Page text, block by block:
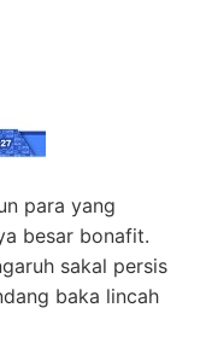
para yang
besar bonafit.
sakal persis
baka lincah